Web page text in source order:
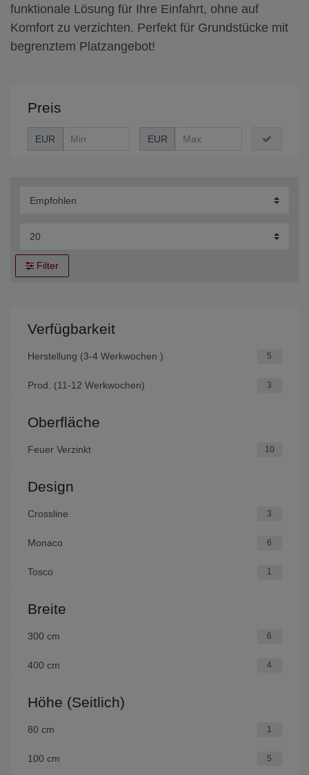
funktionale Lösung für Ihre Einfahrt, ohne auf
Komfort zu verzichten. Perfekt für Grundstücke mit
begrenztem Platzangebot!
Preis
EUR EUR
Filter
Verfügbarkeit
Herstellung (3-4 Werkwochen ) 5
Prod. (11-12 Werkwochen) 3
Oberfläche
Feuer Verzinkt 10
Design
Crossline 3
Monaco 6
Tosco 1
Breite
300 cm 6
400 cm 4
Höhe (Seitlich)
80 cm 1
100 cm 5